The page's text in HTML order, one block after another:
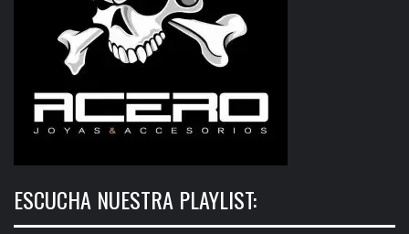
ESCUCHA NUESTRA PLAYLIST: